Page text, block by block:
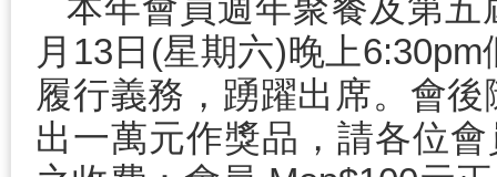
本年會員週年聚餐及第
月13日(星期六)晚上
履行義務，踴躍出席。會
出一萬元作獎品，請各位